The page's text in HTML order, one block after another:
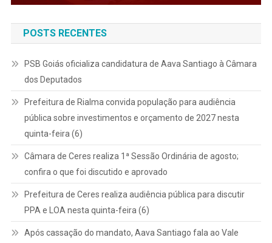
POSTS RECENTES
PSB Goiás oficializa candidatura de Aava Santiago à Câmara
dos Deputados
Prefeitura de Rialma convida população para audiência
pública sobre investimentos e orçamento de 2027 nesta
quinta-feira (6)
Câmara de Ceres realiza 1ª Sessão Ordinária de agosto;
confira o que foi discutido e aprovado
Prefeitura de Ceres realiza audiência pública para discutir
PPA e LOA nesta quinta-feira (6)
Após cassação do mandato, Aava Santiago fala ao Vale